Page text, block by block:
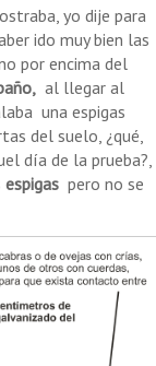
yo dije para
ido muy bien las
por encima del
al llegar al
una espigas
del suelo, ¿qué,
día de la prueba?,
espigas pero no se